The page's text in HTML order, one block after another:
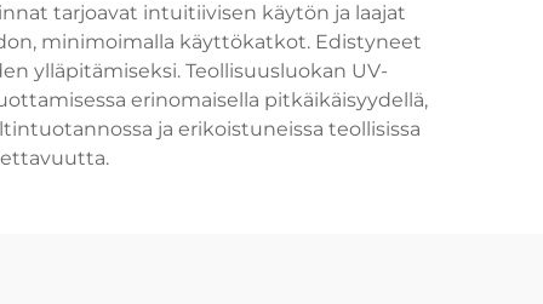
tarjoavat intuitiivisen käytön ja laajat
minimoimalla käyttökatkot. Edistyneet
ylläpitämiseksi. Teollisuusluokan UV-
erinomaisella pitkäikäisyydellä,
ja erikoistuneissa teollisissa